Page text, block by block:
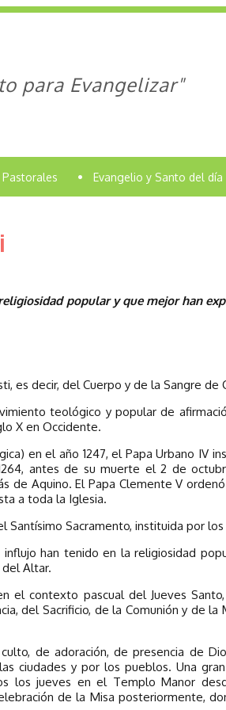
para Evangelizar"
Pastorales • Evangelio y Santo del día
popular y que mejor han
es decir, del Cuerpo y de la Sangre de
teológico y popular de
X en Occidente.
en el año 1247, el Papa Urbano IV
antes de su muerte el 2 de
de Aquino. El Papa Clemente V
a toda la Iglesia.
Sacramento, instituida por los
han tenido en la religiosidad
Altar.
el contexto pascual del Jueves
del Sacrificio, de la Comunión y de la
de adoración, de presencia de
ciudades y por los pueblos. Una
los jueves en el Templo Manor
de la Misa posteriormente,